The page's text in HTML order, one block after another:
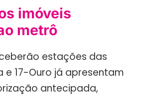
imóveis
metrô
estações das
e 17-Ouro já apresentam
antecipada,